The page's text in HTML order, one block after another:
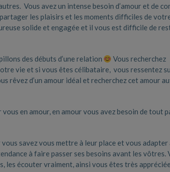
Vous avez un intense besoin d’amour et de
les plaisirs et les moments difficiles de
solide et engagée et il vous est difficile de
des débuts d’une relation
Vous recherchez
vie et si vous êtes célibataire, vous ressentez
rêvez d’un amour idéal et recherchez cet amour
en amour, en amour vous avez besoin de tout
savez vous mettre à leur place et vous adapter
à faire passer ses besoins avant les vôtres.
les écouter vraiment, ainsi vous êtes très